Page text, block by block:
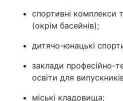
спортивні комплекси
(окрім басейнів);
дитячо-юнацькі
заклади професійно-
освіти для
міські кладовища;